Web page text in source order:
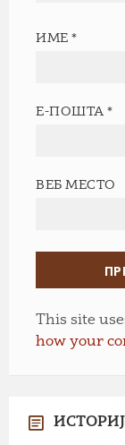
ИМЕ*
Е-ПОШТА*
ВЕБ МЕСТО
This site
how your